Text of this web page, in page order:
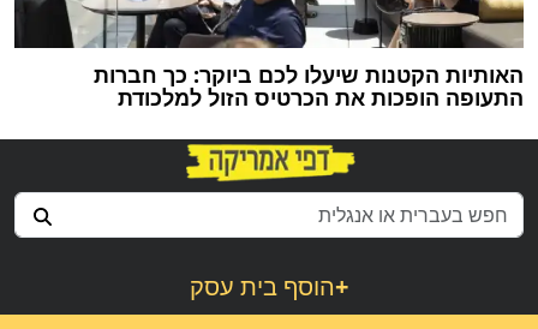
האותיות הקטנות שיעלו לכם ביוקר: כך חברות
התעופה הופכות את הכרטיס הזול למלכודת
הוסף בית עסק+